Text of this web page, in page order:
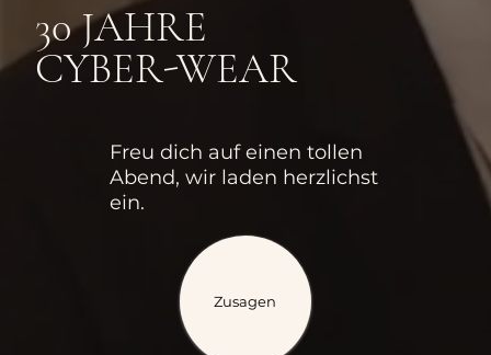
30 JAHRE
CYBER-WEAR
Freu dich auf einen tollen
Abend, wir laden herzlichst
ein.
Zusagen